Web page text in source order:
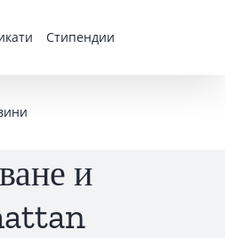
Стипендии
и